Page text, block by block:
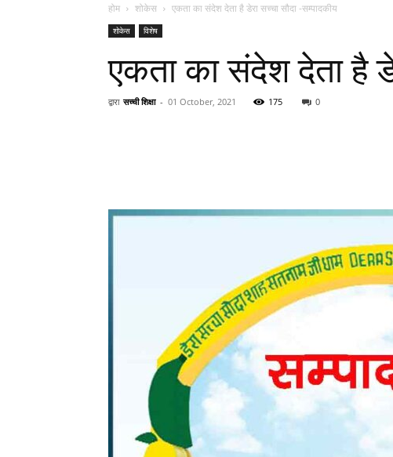
पत्रिका
होम शोकेस एकता का संदेश देता है डेरा सच्चा सौदा -सम्पादकीय
शोकेस विशेष
एकता का संदेश देता है
द्वारा सच्ची शिक्षा - 01 October, 2021 175 0